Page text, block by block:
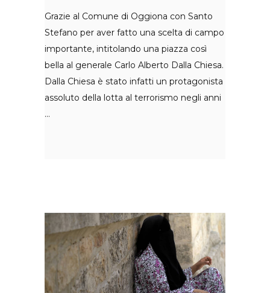
Grazie al Comune di Oggiona con Santo
Stefano per aver fatto una scelta di campo
importante, intitolando una piazza così
bella al generale Carlo Alberto Dalla Chiesa.
Dalla Chiesa è stato infatti un protagonista
assoluto della lotta al terrorismo negli anni